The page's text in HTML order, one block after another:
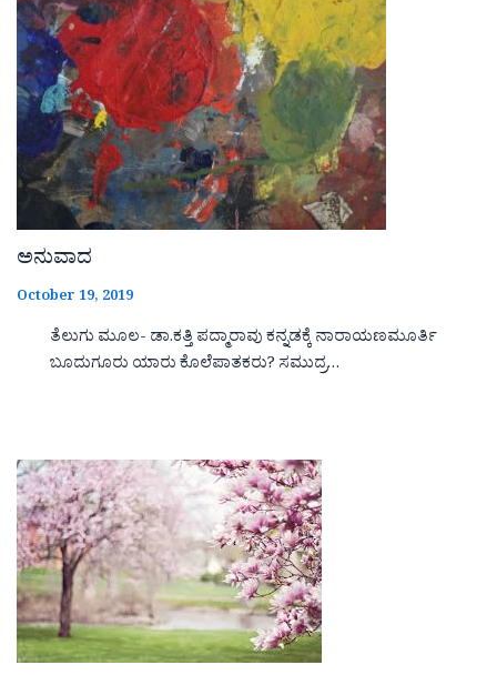
ಅನುವಾದ
October 19, 2019
ತೆಲುಗು ಮೂಲ- ಡಾ.ಕತ್ತಿ ಪದ್ಮಾರಾವು ಕನ್ನಡಕ್ಕೆ ನಾರಾಯಣಮೂರ್ತಿ
ಬೂದುಗೂರು ಯಾರು ಕೊಲೆಪಾತಕರು? ಸಮುದ್ರ…